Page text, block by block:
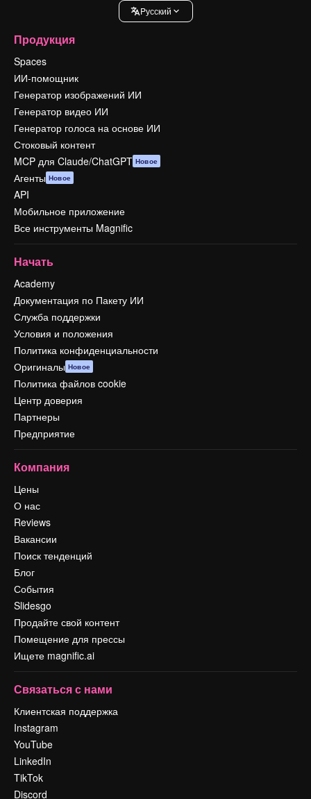
Pусский
Продукция
Spaces
ИИ-помощник
Генератор изображений ИИ
Генератор видео ИИ
Генератор голоса на основе ИИ
Стоковый контент
MCP для Claude/ChatGPT Новое
Агенты Новое
API
Мобильное приложение
Все инструменты Magnific
Начать
Academy
Документация по Пакету ИИ
Служба поддержки
Условия и положения
Политика конфиденциальности
Оригиналы Новое
Политика файлов cookie
Центр доверия
Партнеры
Предприятие
Компания
Цены
О нас
Reviews
Вакансии
Поиск тенденций
Блог
События
Slidesgo
Продайте свой контент
Помещение для прессы
Ищете magnific.ai
Связаться с нами
Клиентская поддержка
Instagram
YouTube
LinkedIn
TikTok
Discord